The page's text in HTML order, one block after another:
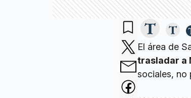
El área de
trasladar a
sociales, no